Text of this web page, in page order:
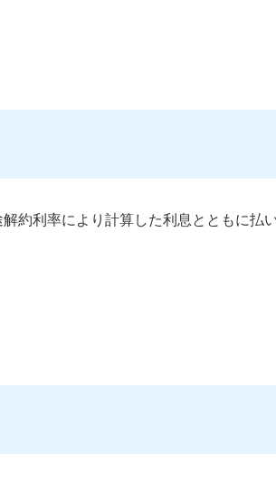
約利率により計算した利息とともに払